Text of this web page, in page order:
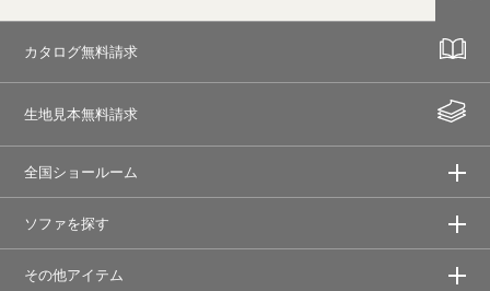
カタログ無料請求
生地見本無料請求
全国ショールーム
ソファを探す
その他アイテム